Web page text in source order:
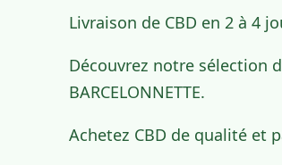
Livraison de CBD en 2 à 4
Découvrez notre sélection
BARCELONNETTE.
Achetez CBD de qualité et